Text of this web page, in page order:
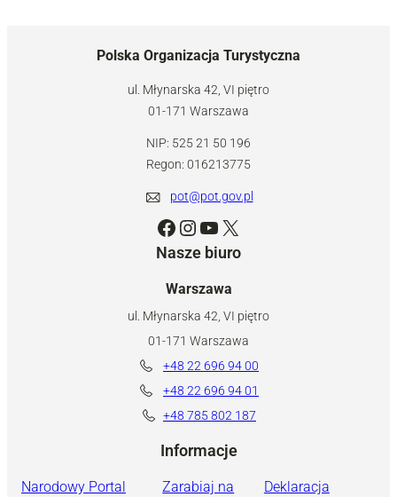
Polska Organizacja Turystyczna
ul. Młynarska 42, VI piętro
01-171 Warszawa
NIP: 525 21 50 196
Regon: 016213775
pot@pot.gov.pl
Facebook Instagram YouTube X
Nasze biuro
Warszawa
ul. Młynarska 42, VI piętro
01-171 Warszawa
+48 22 696 94 00
+48 22 696 94 01
+48 785 802 187
Informacje
Narodowy Portal
Zarabiaj na
Deklaracja